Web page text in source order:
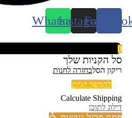
Instagram
Whatsapp
0
סל הקניות שלך
ריקון הסלבחזרה לחנות
להמשך קניות
Calculate Shipping
דילוג לתוכן